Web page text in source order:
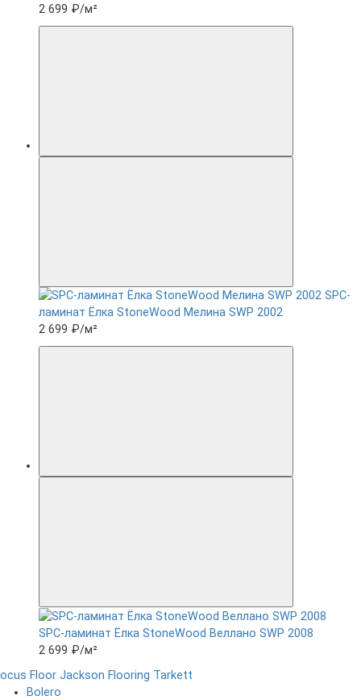
2 699 ₽/м²
SPC-
ламинат Ëлка StoneWood Мелина SWP 2002
2 699 ₽/м²
SPC-ламинат Ëлка StoneWood Веллано SWP 2008
2 699 ₽/м²
Floor Jackson Flooring Tarkett
Bolero